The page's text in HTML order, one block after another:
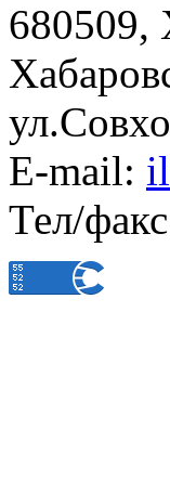
680509,
E-mail:
Тел/